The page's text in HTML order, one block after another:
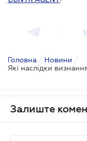
Головна / Новини /
Залиште